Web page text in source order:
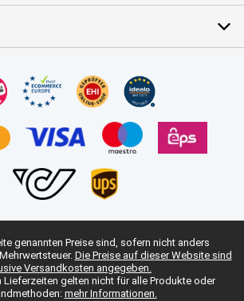
genannten Preise sind, sofern nicht anders
Die Preise auf dieser Website sind
Versandkosten angegeben.
Lieferzeiten gelten nicht für alle Produkte oder
mehr Informationen.